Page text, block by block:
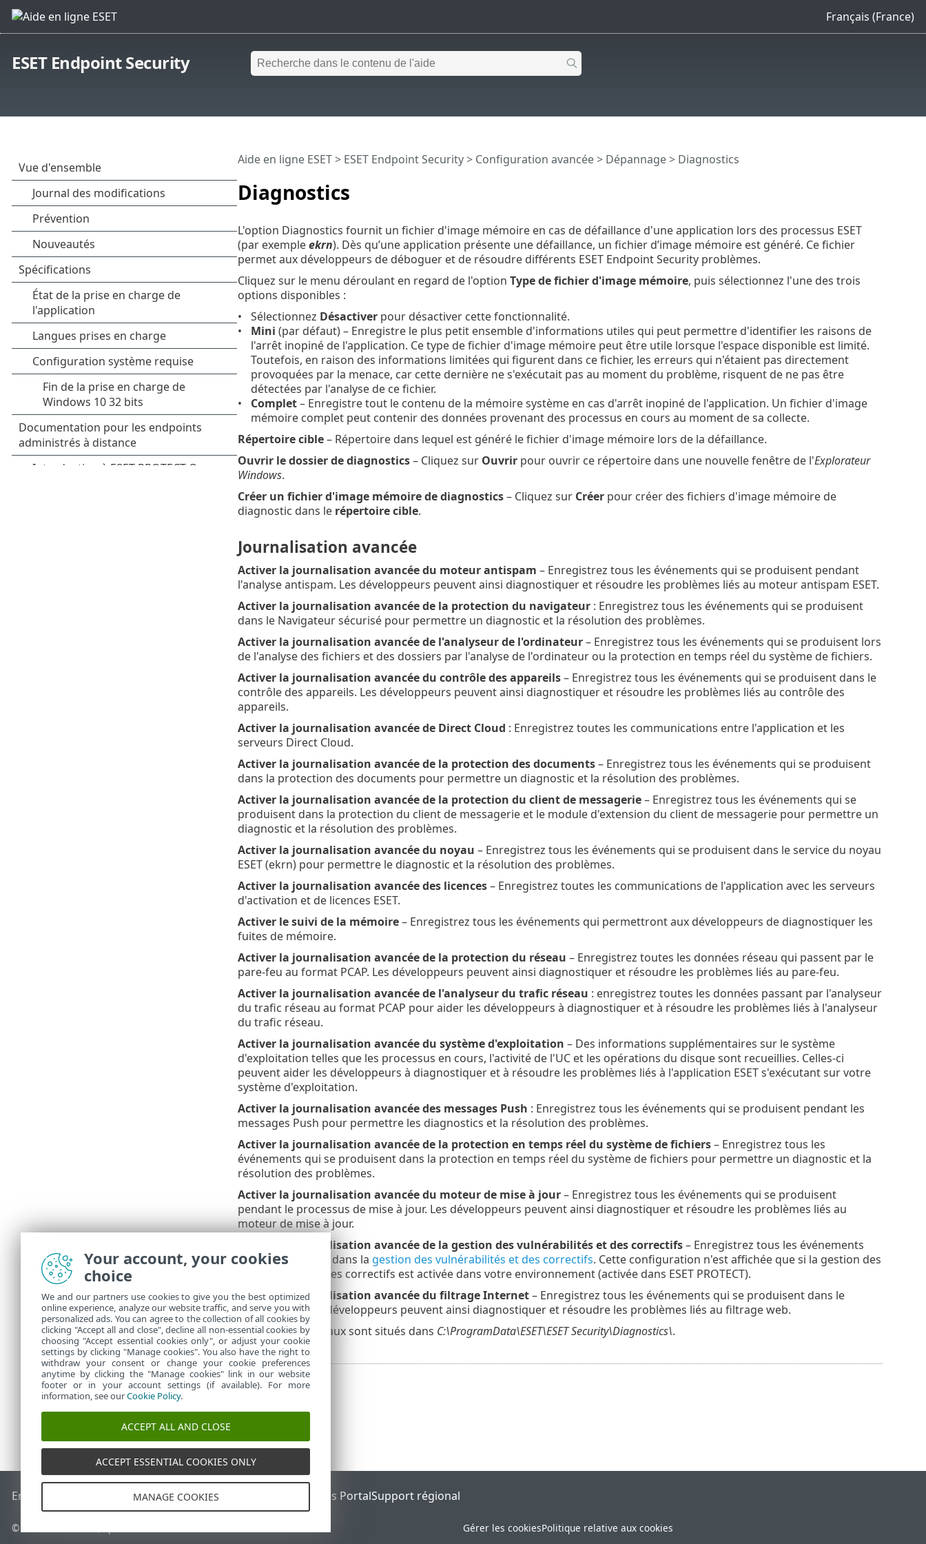
Français (France)
ESET Endpoint Security
Diagnostics
Aide en ligne ESET> ESET Endpoint Security> Configuration avancée> Dépannage > Diagnostics
L'option Diagnostics fournit un fichier d'image mémoire en cas de défaillance d'une application lors des processus ESET
(par exempleekrn). Dès qu’une application présente une défaillance, un fichier d’image mémoire est généré. Ce fichier
permet aux développeurs de déboguer et de résoudre différents ESET Endpoint Security problèmes.
Cliquez sur le menu déroulant en regard de l'option Type de fichier d'image mémoire, puis sélectionnez l'une des trois
options disponibles :
Sélectionnez Désactiverpour désactiver cette fonctionnalité.
Mini (par défaut) – Enregistre le plus petit ensemble d'informations utiles qui peut permettre d'identifier les raisons de
l'arrêt inopiné de l'application. Ce type de fichier d'image mémoire peut être utile lorsque l'espace disponible est limité.
Toutefois, en raison des informations limitées qui figurent dans ce fichier, les erreurs qui n'étaient pas directement
provoquées par la menace, car cette dernière ne s'exécutait pas au moment du problème, risquent de ne pas être
détectées par l'analyse de ce fichier.
Complet– Enregistre tout le contenu de la mémoire système en cas d'arrêt inopiné de l'application. Un fichier d'image
mémoire complet peut contenir des données provenant des processus en cours au moment de sa collecte.
Répertoire cible– Répertoire dans lequel est généré le fichier d'image mémoire lors de la défaillance.
Ouvrir le dossier de diagnostics– Cliquez sur Ouvrirpour ouvrir ce répertoire dans une nouvelle fenêtre de l'Explorateur
Windows.
Créer un fichier d'image mémoire de diagnostics– Cliquez sur Créerpour créer des fichiers d'image mémoire de
diagnostic dans le répertoire cible.
Journalisation avancée
Activer la journalisation avancée du moteur antispam – Enregistrez tous les événements qui se produisent pendant
l'analyse antispam. Les développeurs peuvent ainsi diagnostiquer et résoudre les problèmes liés au moteur antispam ESET.
Activer la journalisation avancée de la protection du navigateur: Enregistrez tous les événements qui se produisent
dans le Navigateur sécurisé pour permettre un diagnostic et la résolution des problèmes.
Activer la journalisation avancée de l'analyseur de l'ordinateur– Enregistrez tous les événements qui se produisent lors
de l'analyse des fichiers et des dossiers par l'analyse de l'ordinateur ou la protection en temps réel du système de fichiers.
Activer la journalisation avancée du contrôle des appareils– Enregistrez tous les événements qui se produisent dans le
contrôle des appareils. Les développeurs peuvent ainsi diagnostiquer et résoudre les problèmes liés au contrôle des
appareils.
Activer la journalisation avancée de Direct Cloud : Enregistrez toutes les communications entre l'application et les
serveurs Direct Cloud.
Activer la journalisation avancée de la protection des documents– Enregistrez tous les événements qui se produisent
dans la protection des documents pour permettre un diagnostic et la résolution des problèmes.
Activer la journalisation avancée de la protection du client de messagerie– Enregistrez tous les événements qui se
produisent dans la protection du client de messagerie et le module d'extension du client de messagerie pour permettre un
diagnostic et la résolution des problèmes.
Activer la journalisation avancée du noyau – Enregistrez tous les événements qui se produisent dans le service du noyau
ESET (ekrn) pour permettre le diagnostic et la résolution des problèmes.
Activer la journalisation avancée des licences– Enregistrez toutes les communications de l'application avec les serveurs
d'activation et de licences ESET.
Activer le suivi de la mémoire– Enregistrez tous les événements qui permettront aux développeurs de diagnostiquer les
fuites de mémoire.
Activer la journalisation avancée de la protection du réseau – Enregistrez toutes les données réseau qui passent par le
pare-feu au format PCAP. Les développeurs peuvent ainsi diagnostiquer et résoudre les problèmes liés au pare-feu.
Activer la journalisation avancée de l'analyseur du trafic réseau : enregistrez toutes les données passant par l'analyseur
du trafic réseau au format PCAP pour aider les développeurs à diagnostiquer et à résoudre les problèmes liés à l'analyseur
du trafic réseau.
Activer la journalisation avancée du système d'exploitation – Des informations supplémentaires sur le système
d'exploitation telles que les processus en cours, l'activité de l'UC et les opérations du disque sont recueillies. Celles-ci
peuvent aider les développeurs à diagnostiquer et à résoudre les problèmes liés à l'application ESET s'exécutant sur votre
système d'exploitation.
Activer la journalisation avancée des messages Push : Enregistrez tous les événements qui se produisent pendant les
messages Push pour permettre les diagnostics et la résolution des problèmes.
Activer la journalisation avancée de la protection en temps réel du système de fichiers– Enregistrez tous les
événements qui se produisent dans la protection en temps réel du système de fichiers pour permettre un diagnostic et la
résolution des problèmes.
Activer la journalisation avancée du moteur de mise à jour– Enregistrez tous les événements qui se produisent
pendant le processus de mise à jour. Les développeurs peuvent ainsi diagnostiquer et résoudre les problèmes liés au
moteur de mise à jour.
Activer la journalisation avancée de la gestion des vulnérabilités et des correctifs– Enregistrez tous les événements
qui se produisent dans la gestion des vulnérabilités et des correctifs. Cette configuration n'est affichée que si la gestion des
vulnérabilités et des correctifs est activée dans votre environnement (activée dans ESET PROTECT).
Activer la journalisation avancée du filtrage Internet– Enregistrez tous les événements qui se produisent dans le
filtrage web. Les développeurs peuvent ainsi diagnostiquer et résoudre les problèmes liés au filtrage web.
Les fichiers journaux sont situés dans C:\ProgramData\ESET\ESET Security\Diagnostics\.
End of Life Base de connaissances ESETForum ESET ESET Status PortalSupport régional
© 1992 - 2026 ESET, spol. s r.o. - Tous droits réservés. Gérer les cookiesPolitique relative aux cookies
Your account, your cookies
choice
We and our partners use cookies to give you the best optimized
online experience, analyze our website traffic, and serve you with
personalized ads. You can agree to the collection of all cookies by
clicking "Accept all and close", decline all non-essential cookies by
choosing "Accept essential cookies only", or adjust your cookie
settings by clicking "Manage cookies". You also have the right to
withdraw your consent or change your cookie preferences
anytime by clicking the "Manage cookies" link in our website
footer or in your account settings (if available). For more
information, see ourCookie Policy.
ACCEPT ALL AND CLOSE
ACCEPT ESSENTIAL COOKIES ONLY
MANAGE COOKIES